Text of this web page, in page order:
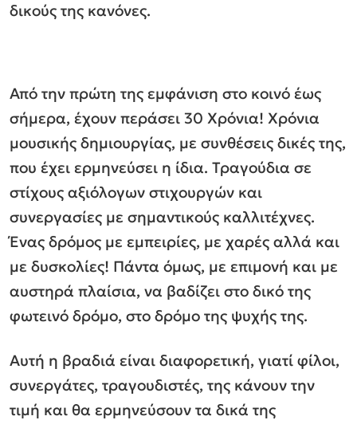
δικούς της κανόνες.
Από την πρώτη της εμφάνιση στο κοινό έως
σήμερα, έχουν περάσει 30 Χρόνια! Χρόνια
μουσικής δημιουργίας, με συνθέσεις δικές της,
που έχει ερμηνεύσει η ίδια. Τραγούδια σε
στίχους αξιόλογων στιχουργών και
συνεργασίες με σημαντικούς καλλιτέχνες.
Ένας δρόμος με εμπειρίες, με χαρές αλλά και
με δυσκολίες! Πάντα όμως, με επιμονή και με
αυστηρά πλαίσια, να βαδίζει στο δικό της
φωτεινό δρόμο, στο δρόμο της ψυχής της.
Αυτή η βραδιά είναι διαφορετική, γιατί φίλοι,
συνεργάτες, τραγουδιστές, της κάνουν την
τιμή και θα ερμηνεύσουν τα δικά της